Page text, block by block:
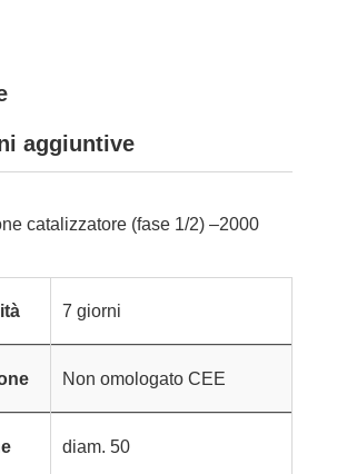
aggiuntive
catalizzatore (fase 1/2) –2000
7 giorni
Non omologato CEE
diam. 50